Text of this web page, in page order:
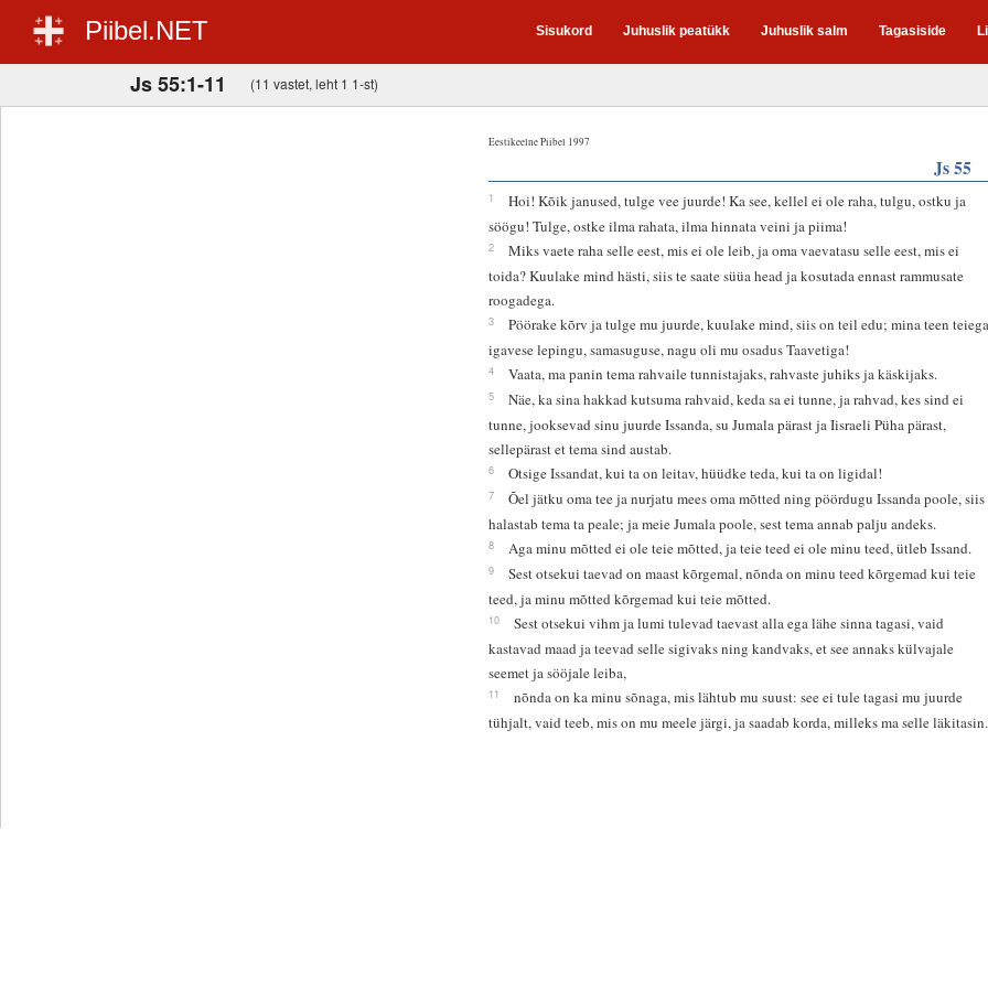
Piibel.NET Sisukord Juhuslik peatükk Juhuslik salm Tagasiside
Js 55:1-11 (11 vastet, leht 1 1-st)
Eestikeelne Piibel 1997
Js 55
1
Hoi! Kõik janused, tulge vee juurde! Ka see, kellel ei ole raha, tulgu, ostku ja
söögu! Tulge, ostke ilma rahata, ilma hinnata veini ja piima!
2
Miks vaete raha selle eest, mis ei ole leib, ja oma vaevatasu selle eest, mis ei
toida? Kuulake mind hästi, siis te saate süüa head ja kosutada ennast rammusate
roogadega.
3
Pöörake kõrv ja tulge mu juurde, kuulake mind, siis on teil edu; mina teen teiega
igavese lepingu, samasuguse, nagu oli mu osadus Taavetiga!
4 Vaata, ma panin tema rahvaile tunnistajaks, rahvaste juhiks ja käskijaks.
5
Näe, ka sina hakkad kutsuma rahvaid, keda sa ei tunne, ja rahvad, kes sind ei
tunne, jooksevad sinu juurde Issanda, su Jumala pärast ja Iisraeli Püha pärast,
sellepärast et tema sind austab.
6 Otsige Issandat, kui ta on leitav, hüüdke teda, kui ta on ligidal!
7
Õel jätku oma tee ja nurjatu mees oma mõtted ning pöördugu Issanda poole, siis
halastab tema ta peale; ja meie Jumala poole, sest tema annab palju andeks.
8 Aga minu mõtted ei ole teie mõtted, ja teie teed ei ole minu teed, ütleb Issand.
9
Sest otsekui taevad on maast kõrgemal, nõnda on minu teed kõrgemad kui teie
teed, ja minu mõtted kõrgemad kui teie mõtted.
10
Sest otsekui vihm ja lumi tulevad taevast alla ega lähe sinna tagasi, vaid
kastavad maad ja teevad selle sigivaks ning kandvaks, et see annaks külvajale
seemet ja sööjale leiba,
11
nõnda on ka minu sõnaga, mis lähtub mu suust: see ei tule tagasi mu juurde
tühjalt, vaid teeb, mis on mu meele järgi, ja saadab korda, milleks ma selle läkitasin.